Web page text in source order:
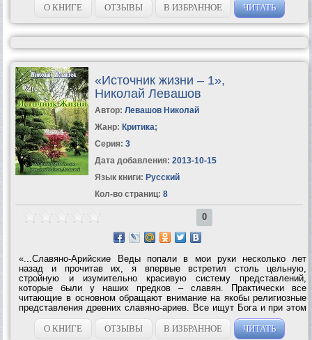
О КНИГЕ ОТЗЫВЫ В ИЗБРАННОЕ ЧИТАТЬ
«Источник жизни – 1»,
Николай Левашов
Автор: Левашов Николай
Жанр: Критика;
Серия: 3
Дата добавления: 2013-10-15
Язык книги: Русский
Кол-во страниц: 8
0
«...Славяно-Арийские Веды попали в мои руки несколько лет
назад и прочитав их, я впервые встретил столь цельную,
стройную и изумительно красивую систему представлений,
которые были у наших предков – славян. Практически все
читающие в основном обращают внимание на якобы религиозные
представления древних славяно-ариев. Все ищут Бога и при этом
не замечают удивительной информации, которая спрятана в
Славяно-Арийских Ведах. Почему...
О КНИГЕ ОТЗЫВЫ В ИЗБРАННОЕ ЧИТАТЬ